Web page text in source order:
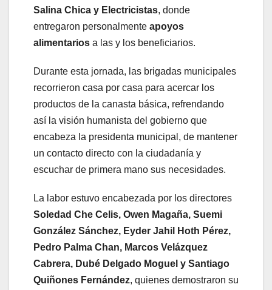
Salina Chica y Electricistas, donde
entregaron personalmente apoyos
alimentarios a las y los beneficiarios.
Durante esta jornada, las brigadas municipales
recorrieron casa por casa para acercar los
productos de la canasta básica, refrendando
así la visión humanista del gobierno que
encabeza la presidenta municipal, de mantener
un contacto directo con la ciudadanía y
escuchar de primera mano sus necesidades.
La labor estuvo encabezada por los directores
Soledad Che Celis, Owen Magaña, Suemi
González Sánchez, Eyder Jahil Hoth Pérez,
Pedro Palma Chan, Marcos Velázquez
Cabrera, Dubé Delgado Moguel y Santiago
Quiñones Fernández, quienes demostraron su